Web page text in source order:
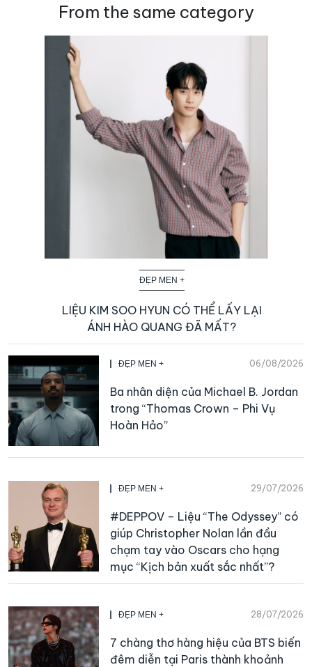
From the same category
ĐẸP MEN +
LIỆU KIM SOO HYUN CÓ THỂ LẤY LẠI
ÁNH HÀO QUANG ĐÃ MẤT?
ĐẸP MEN + 06/08/2026
Ba nhân diện của Michael B. Jordan
trong “Thomas Crown – Phi Vụ
Hoàn Hảo”
ĐẸP MEN + 29/07/2026
#DEPPOV – Liệu “The Odyssey” có
giúp Christopher Nolan lần đầu
chạm tay vào Oscars cho hạng
mục “Kịch bản xuất sắc nhất”?
ĐẸP MEN + 28/07/2026
7 chàng thơ hàng hiệu của BTS biến
đêm diễn tại Paris thành khoảnh